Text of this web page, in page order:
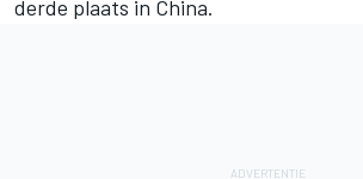
derde plaats in China.